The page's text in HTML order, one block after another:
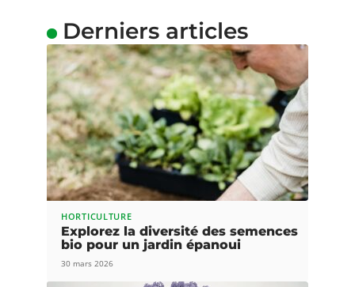
Derniers articles
HORTICULTURE
Explorez la diversité des semences
bio pour un jardin épanoui
30 mars 2026